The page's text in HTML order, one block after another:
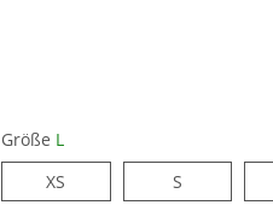
Größe L
XS
SS